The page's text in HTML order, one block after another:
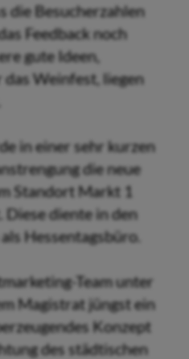
die Besucherzahlen
Feedback noch
gute Ideen,
Weinfest, liegen
in einer sehr kurzen
die neue
Standort Markt 1
diente in den
Hessentagsbüro.
Team unter
Magistrat jüngst ein
Konzept
des städtischen